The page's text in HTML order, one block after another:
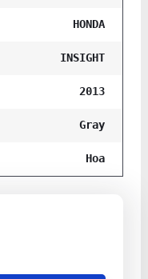
HONDA
INSIGHT
2013
Gray
Hoa